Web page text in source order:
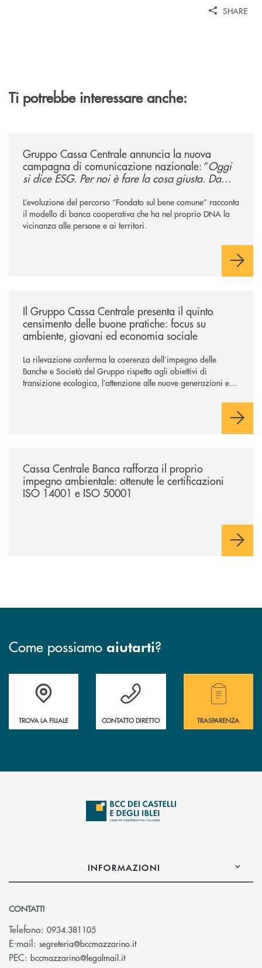
SHARE
Ti potrebbe interessare anche:
Gruppo Cassa Centrale annuncia la nuova
campagna di comunicazione nazionale: “Oggi
si dice ESG. Per noi è fare la cosa giusta. Da
L’evoluzione del percorso “Fondato sul bene comune” racconta
il modello di banca cooperativa che ha nel proprio DNA la
vicinanza alle persone e ai territori.
Il Gruppo Cassa Centrale presenta il quinto
censimento delle buone pratiche: focus su
ambiente, giovani ed economia sociale
La rilevazione conferma la coerenza dell’impegno delle
Banche e Società del Gruppo rispetto agli obiettivi di
transizione ecologica, l’attenzione alle nuove generazioni e
attori chiave delle comunità locali. Installate 246 colonnine di
Cassa Centrale Banca rafforza il proprio
impegno ambientale: ottenute le certificazioni
ISO 14001 e ISO 50001
Come possiamo aiutarti?
Accedi all' elenco completo delle filiali .
TROVA LA FILIALE
Hai bisogno di assistenza immediata?
CONTATTO DIRETTO
Hai bisogno di
TRASPARENZA
INFORMAZIONI
CONTATTI
Telefono: 0934.381105
E-mail: segreteria@bccmazzarino.it(si apre l’app di posta
PEC: bccmazzarino@legalmail.it(si apre l’app di posta elettronica)